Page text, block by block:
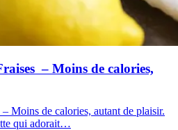
– Moins de calories,
Moins de calories, autant de plaisir.
qui adorait…